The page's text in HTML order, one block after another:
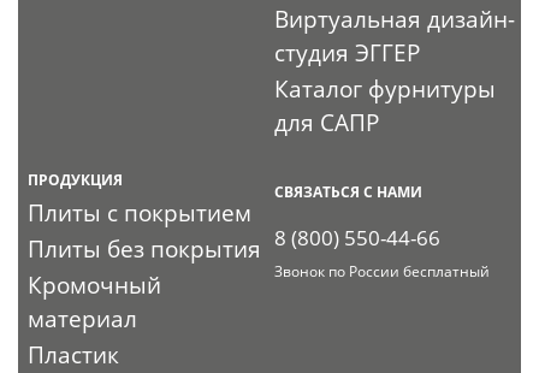
Виртуальная дизайн-
студия ЭГГЕР
Каталог фурнитуры
для САПР
ПРОДУКЦИЯ
Плиты с покрытием
Плиты без покрытия
Кромочный
материал
Пластик
СВЯЗАТЬСЯ С НАМИ
8 (800) 550-44-66
Звонок по России бесплатный